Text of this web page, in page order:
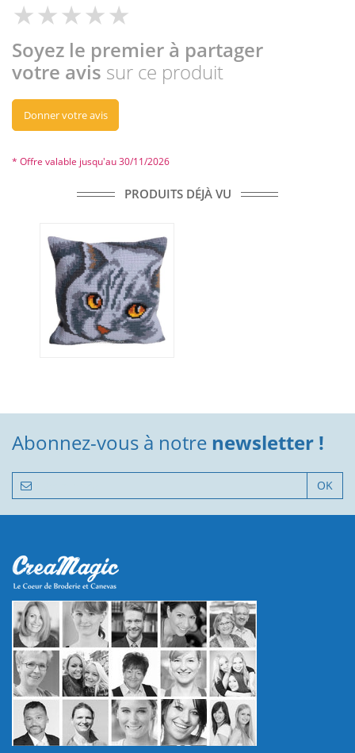
Soyez le premier à partager
votre avis sur ce produit
Donner votre avis
* Offre valable jusqu'au 30/11/2026
PRODUITS DÉJÀ VU
Abonnez-vous à notre newsletter !
OK